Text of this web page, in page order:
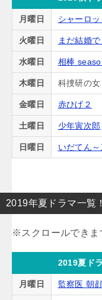
月曜日 シャーロッ
火曜日 まだ結婚
水曜日 相棒
木曜日 科捜研の女
金曜日 赤ひげ２
土曜日 少年寅次郎
日曜日 いだてん
2019年夏ドラマ一覧
2019夏ド
月曜日 監察医 朝